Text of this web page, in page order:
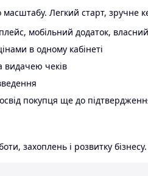
Легкий старт, зручне
мобільний додаток,
в одному кабінеті
видачею чеків
покупця ще до
захоплень і розвитку